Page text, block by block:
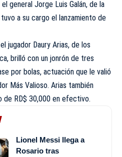
general Jorge Luis Galán, de la
a su cargo el lanzamiento de
jugador Daury Arias, de los
brilló con un jonrón de tres
por bolas, actuación que le valió
Más Valioso. Arias también
de RD$ 30,000 en efectivo.
Lionel Messi llega a
Rosario tras